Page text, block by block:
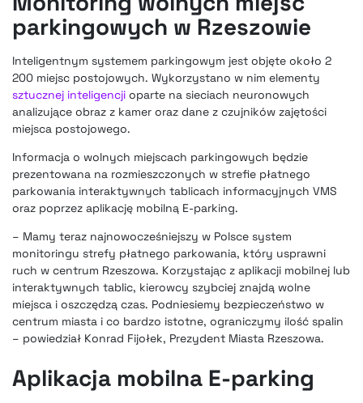
parkingowych w Rzeszowie
Inteligentnym systemem parkingowym jest objęte około 2
200 miejsc postojowych. Wykorzystano w nim elementy
sztucznej inteligencji oparte na sieciach neuronowych
analizujące obraz z kamer oraz dane z czujników zajętości
miejsca postojowego.
Informacja o wolnych miejscach parkingowych będzie
prezentowana na rozmieszczonych w strefie płatnego
parkowania interaktywnych tablicach informacyjnych VMS
oraz poprzez aplikację mobilną E-parking.
– Mamy teraz najnowocześniejszy w Polsce system
monitoringu strefy płatnego parkowania, który usprawni
ruch w centrum Rzeszowa. Korzystając z aplikacji mobilnej lub
interaktywnych tablic, kierowcy szybciej znajdą wolne
miejsca i oszczędzą czas. Podniesiemy bezpieczeństwo w
centrum miasta i co bardzo istotne, ograniczymy ilość spalin
– powiedział Konrad Fijołek, Prezydent Miasta Rzeszowa.
Aplikacja mobilna E-parking